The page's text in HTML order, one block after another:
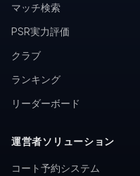
マッチ検索
PSR実力評価
クラブ
ランキング
リーダーボード
運営者ソリューション
コート予約システム